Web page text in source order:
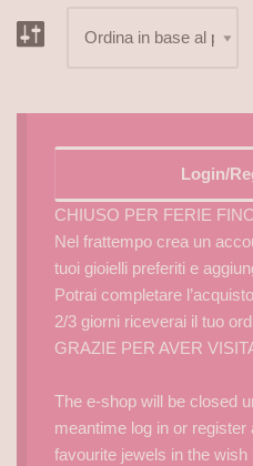
Login/
CHIUSO PER FERIE
Nel frattempo crea un
tuoi gioielli preferiti e
Potrai completare
2/3 giorni riceverai il tuo
GRAZIE PER AVER
The e-shop will be closed
meantime log in or
favourite jewels in the wish